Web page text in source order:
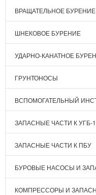
ВРАЩАТЕЛЬНОЕ БУРЕНИЕ
ШНЕКОВОЕ БУРЕНИЕ
УДАРНО-КАНАТНОЕ
ГРУНТОНОСЫ
ВСПОМОГАТЕЛЬНЫЙ
ЗАПАСНЫЕ ЧАСТИ К УГБ-
ЗАПАСНЫЕ ЧАСТИ К ПБУ
БУРОВЫЕ НАСОСЫ И
КОМПРЕССОРЫ И